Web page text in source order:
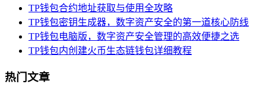
TP钱包合约地址获取与使用全攻略
TP钱包密钥生成器，数字资产安全的第一道核心防线
TP钱包电脑版，数字资产安全管理的高效便捷之选
TP钱包内创建火币生态链钱包详细教程
热门文章